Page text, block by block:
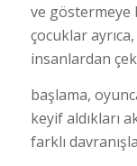
ve göstermeye
çocuklar
insanlardan
başlama,
keyif aldıkları
farklı